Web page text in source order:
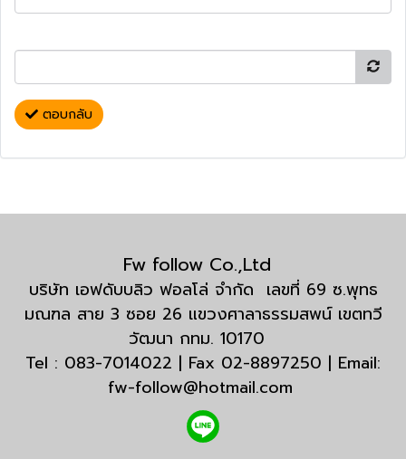
ตอบกลับ
Fw follow Co.,Ltd
บริษัท เอฟดับบลิว ฟอลโล่ จำกัด เลขที่ 69 ซ.พุทธ
มณฑล สาย 3 ซอย 26 แขวงศาลาธรรมสพน์ เขตทวี
วัฒนา กทม. 10170
Tel : 083-7014022 | Fax 02-8897250 | Email:
fw-follow@hotmail.com